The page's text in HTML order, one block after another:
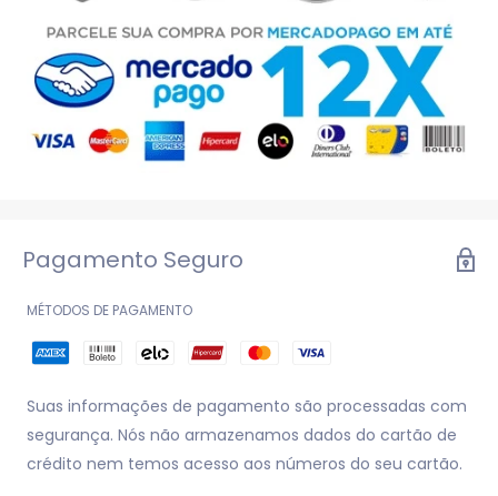
Pagamento Seguro
MÉTODOS DE PAGAMENTO
Suas informações de pagamento são processadas com
segurança. Nós não armazenamos dados do cartão de
crédito nem temos acesso aos números do seu cartão.